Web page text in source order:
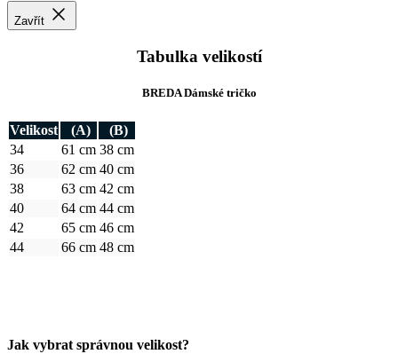
Zavřít
Tabulka velikostí
BREDA Dámské tričko
Velikost (A)
(B)
34
61 cm 38 cm
36
62 cm 40 cm
38
63 cm 42 cm
40
64 cm 44 cm
42
65 cm 46 cm
44
66 cm 48 cm
Jak vybrat správnou velikost?